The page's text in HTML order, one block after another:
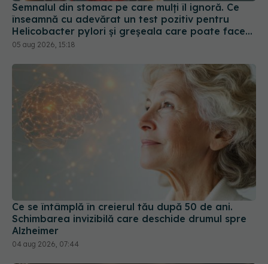
Semnalul din stomac pe care mulți îl ignoră. Ce
înseamnă cu adevărat un test pozitiv pentru
Helicobacter pylori și greșeala care poate face
tratamentul mult mai dificil
05 aug 2026, 15:18
Ce se întâmplă în creierul tău după 50 de ani.
Schimbarea invizibilă care deschide drumul spre
Alzheimer
04 aug 2026, 07:44